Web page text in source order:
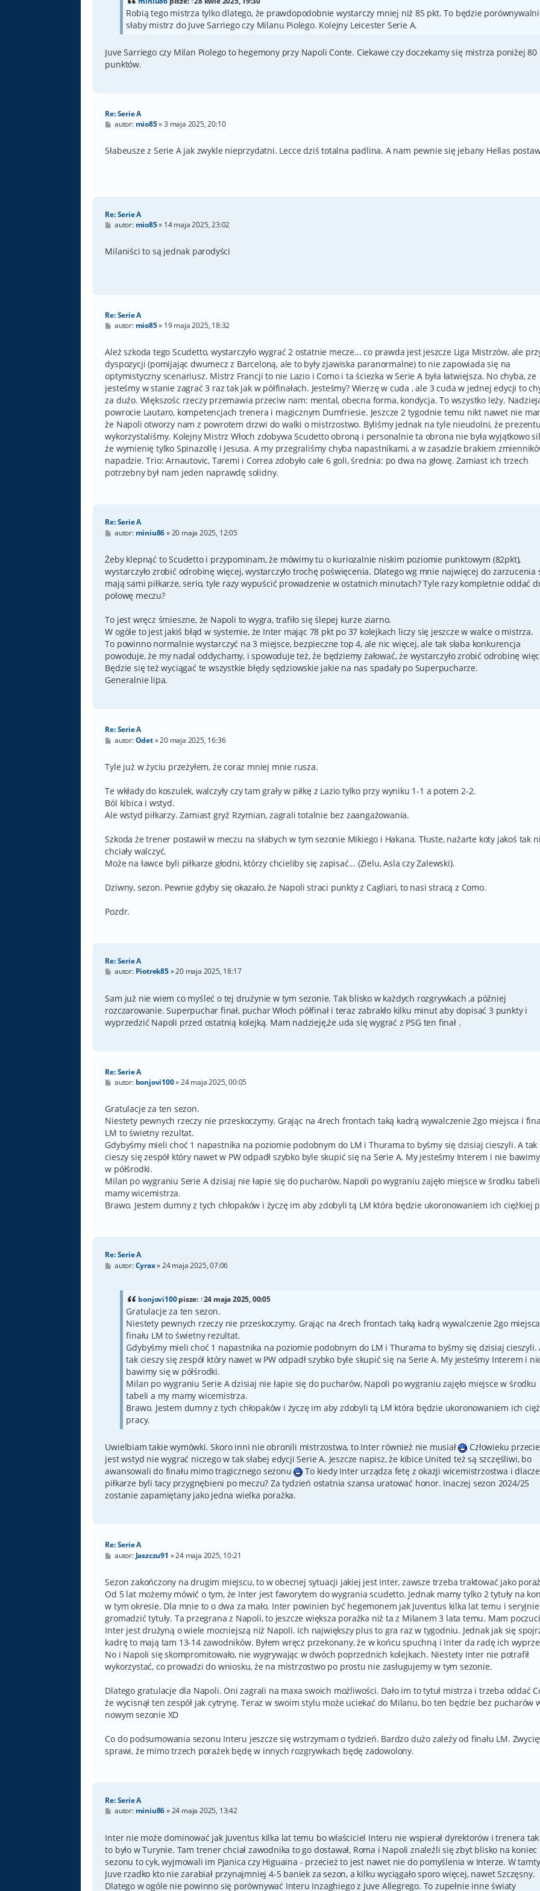
Robią tego mistrza tylko dlatego, że prawdopodobnie wystarczy mniej niż 85 pkt. To będzie
słaby mistrz do Juve Sarriego czy Milanu Piolego. Kolejny Leicester Serie A.
Juve Sarriego czy Milan Piolego to hegemony przy Napoli Conte. Ciekawe czy doczekamy się mistrza poniżej 80
punktów.
Re: Serie A
P
t
autor: mio85»3 maja 2025, 20:10
Słabeusze z Serie A jak zwykle nieprzydatni. Lecce dziś totalna padlina. A nam pewnie się jebany Hellas
Re: Serie A
P
t
autor: mio85» 14 maja 2025, 23:02
Milaniści to są jednak parodyści
Re: Serie A
P
t
autor: mio85» 19 maja 2025, 18:32
Ależ szkoda tego Scudetto, wystarczyło wygrać 2 ostatnie mecze... co prawda jest jeszcze Liga Mistrzów, ale
dyspozycji (pomijając dwumecz z Barceloną, ale to były zjawiska paranormalne) to nie zapowiada się na
optymistyczny scenariusz. Mistrz Francji to nie Lazio i Como i ta ściezka w Serie A była łatwiejsza. No chyba, ze
jesteśmy w stanie zagrać 3 raz tak jak w półfinałach. Jesteśmy? Wierzę w cuda , ale 3 cuda w jednej edycji to
za dużo. Większośc rzeczy przemawia przeciw nam: mental, obecna forma, kondycja. To wszystko leży.
powrocie Lautaro, kompetencjach trenera i magicznym Dumfriesie. Jeszcze 2 tygodnie temu nikt nawet nie
że Napoli otworzy nam z powrotem drzwi do walki o mistrzostwo. Byliśmy jednak na tyle nieudolni, że
wykorzystaliśmy. Kolejny Mistrz Włoch zdobywa Scudetto obroną i personalnie ta obrona nie była wyjątkowo
że wymienię tylko Spinazollę i Jesusa. A my przegraliśmy chyba napastnikami, a w zasadzie brakiem
napadzie. Trio: Arnautovic, Taremi i Correa zdobyło całe 6 goli, średnia: po dwa na głowę. Zamiast ich trzech
potrzebny był nam jeden naprawdę solidny.
Re: Serie A
P
t
autor: miniu86»20 maja 2025, 12:05
Żeby klepnąć to Scudetto i przypominam, że mówimy tu o kuriozalnie niskim poziomie punktowym (82pkt),
wystarczyło zrobić odrobinę więcej, wystarczyło trochę poświęcenia. Dlatego wg mnie najwięcej do zarzucenia
mają sami piłkarze, serio, tyle razy wypuścić prowadzenie w ostatnich minutach? Tyle razy kompletnie oddać
połowę meczu?
To jest wręcz śmieszne, że Napoli to wygra, trafiło się ślepej kurze ziarno.
W ogóle to jest jakiś błąd w systemie, że Inter mając 78 pkt po 37 kolejkach liczy się jeszcze w walce o mistrza.
To powinno normalnie wystarczyć na 3 miejsce, bezpieczne top 4, ale nic więcej, ale tak słaba konkurencja
powoduje, że my nadal oddychamy, i spowoduje też, że będziemy żałować, że wystarczyło zrobić odrobinę
Będzie się też wyciągać te wszystkie błędy sędziowskie jakie na nas spadały po Superpucharze.
Generalnie lipa.
Re: Serie A
P
t
autor:Odet»20 maja 2025, 16:36
Tyle już w życiu przeżyłem, że coraz mniej mnie rusza.
Te wkłady do koszulek, walczyły czy tam grały w piłkę z Lazio tylko przy wyniku 1-1 a potem 2-2.
Ból kibica i wstyd.
Ale wstyd piłkarzy. Zamiast gryź Rzymian, zagrali totalnie bez zaangażowania.
Szkoda że trener postawił w meczu na słabych w tym sezonie Mikiego i Hakana. Tłuste, nażarte koty jakoś tak
chciały walczyć.
Może na ławce byli piłkarze głodni, którzy chcieliby się zapisać... (Zielu, Asla czy Zalewski).
Dziwny, sezon. Pewnie gdyby się okazało, że Napoli straci punkty z Cagliari, to nasi stracą z Como.
Pozdr.
Re: Serie A
P
t
autor: Piotrek85»20 maja 2025, 18:17
Sam już nie wiem co myśleć o tej drużynie w tym sezonie. Tak blisko w każdych rozgrywkach ,a później
rozczarowanie. Superpuchar finał, puchar Włoch półfinał i teraz zabrakło kilku minut aby dopisać 3 punkty i
wyprzedzić Napoli przed ostatnią kolejką. Mam nadzieję,że uda się wygrać z PSG ten finał .
Re: Serie A
P
t
autor: bonjovi100»24 maja 2025, 00:05
Gratulacje za ten sezon.
Niestety pewnych rzeczy nie przeskoczymy. Grając na 4rech frontach taką kadrą wywalczenie 2go miejsca i
LM to świetny rezultat.
Gdybyśmy mieli choć 1 napastnika na poziomie podobnym do LM i Thurama to byśmy się dzisiaj cieszyli. A tak
cieszy się zespół który nawet w PW odpadł szybko byle skupić się na Serie A. My jesteśmy Interem i nie
w półśrodki.
Milan po wygraniu Serie A dzisiaj nie łapie się do pucharów, Napoli po wygraniu zajęło miejsce w środku
mamy wicemistrza.
Brawo. Jestem dumny z tych chłopaków i życzę im aby zdobyli tą LM która będzie ukoronowaniem ich ciężkiej
Re: Serie A
Pautor:Cyrax»24 maja 2025, 07:06
bonjovi100pisze: ↑24 maja 2025, 00:05
Gratulacje za ten sezon.
Niestety pewnych rzeczy nie przeskoczymy. Grając na 4rech frontach taką kadrą wywalczenie 2go
finału LM to świetny rezultat.
Gdybyśmy mieli choć 1 napastnika na poziomie podobnym do LM i Thurama to byśmy się dzisiaj cieszyli.
tak cieszy się zespół który nawet w PW odpadł szybko byle skupić się na Serie A. My jesteśmy Interem i
bawimy się w półśrodki.
Milan po wygraniu Serie A dzisiaj nie łapie się do pucharów, Napoli po wygraniu zajęło miejsce w środku
tabeli a my mamy wicemistrza.
Brawo. Jestem dumny z tych chłopaków i życzę im aby zdobyli tą LM która będzie ukoronowaniem ich
pracy.
Uwielbiam takie wymówki. Skoro inni nie obronili mistrzostwa, to Inter również nie musiał
Człowieku
jest wstyd nie wygrać niczego w tak słabej edycji Serie A. Jeszcze napisz, że kibice United też są szczęśliwi, bo
awansowali do finału mimo tragicznego sezonu
To kiedy Inter urządza fetę z okazji wicemistrzostwa i
piłkarze byli tacy przygnębieni po meczu? Za tydzień ostatnia szansa uratować honor. Inaczej sezon 2024/25
zostanie zapamiętany jako jedna wielka porażka.
Re: Serie A
P
t
autor: Jaszczu91 »24 maja 2025, 10:21
Sezon zakończony na drugim miejscu, to w obecnej sytuacji jakiej jest Inter, zawsze trzeba traktować jako
Od 5 lat możemy mówić o tym, że Inter jest faworytem do wygrania scudetto. Jednak mamy tylko 2 tytuły na
w tym okresie. Dla mnie to o dwa za mało. Inter powinien być hegemonem jak Juventus kilka lat temu i seryjnie
gromadzić tytuły. Ta przegrana z Napoli, to jeszcze większa porażka niż ta z Milanem 3 lata temu. Mam
Inter jest drużyną o wiele mocniejszą niż Napoli. Ich największy plus to gra raz w tygodniu. Jednak jak się
kadrę to mają tam 13-14 zawodników. Byłem wręcz przekonany, że w końcu spuchną i Inter da radę ich
No i Napoli się skompromitowało, nie wygrywając w dwóch poprzednich kolejkach. Niestety Inter nie potrafił
wykorzystać, co prowadzi do wniosku, że na mistrzostwo po prostu nie zasługujemy w tym sezonie.
Dlatego gratulacje dla Napoli. Oni zagrali na maxa swoich możliwości. Dało im to tytuł mistrza i trzeba oddać
że wycisnął ten zespół jak cytrynę. Teraz w swoim stylu może uciekać do Milanu, bo ten będzie bez pucharów
nowym sezonie XD
Co do podsumowania sezonu Interu jeszcze się wstrzymam o tydzień. Bardzo dużo zależy od finału LM.
sprawi, że mimo trzech porażek będę w innych rozgrywkach będę zadowolony.
Re: Serie A
P
t
autor: miniu86»24 maja 2025, 13:42
Inter nie może dominować jak Juventus kilka lat temu bo właściciel Interu nie wspierał dyrektorów i trenera
to było w Turynie. Tam trener chciał zawodnika to go dostawał, Roma i Napoli znaleźli się zbyt blisko na koniec
sezonu to cyk, wyjmowali im Pjanica czy Higuaina - przecież to jest nawet nie do pomyślenia w Interze. W
Juve rzadko kto nie zarabiał przynajmniej 4-5 baniek za sezon, a kilku wyciągało sporo więcej, nawet Szczęsny.
Dlatego w ogóle nie powinno się porównywać Interu Inzaghiego z Juve Allegrego. To zupełnie inne światy